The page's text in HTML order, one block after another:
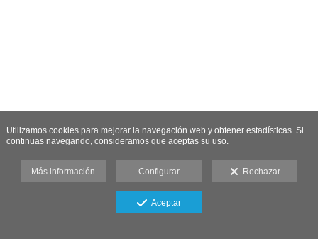
Utilizamos cookies para mejorar la navegación web y obtener estadísticas. Si
continuas navegando, consideramos que aceptas su uso.
Más información Configurar Rechazar
Aceptar